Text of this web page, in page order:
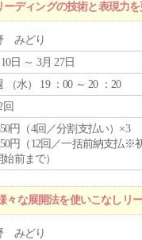
ディングの技術と表現力
みどり
日 ～ 3月 27日
（水） 19 ：00 ～ 20 ：20
回
円（4回／分割支払い）×3
円（12回／一括前納支払※
前まで）
な展開法を使いこなしリ
みどり